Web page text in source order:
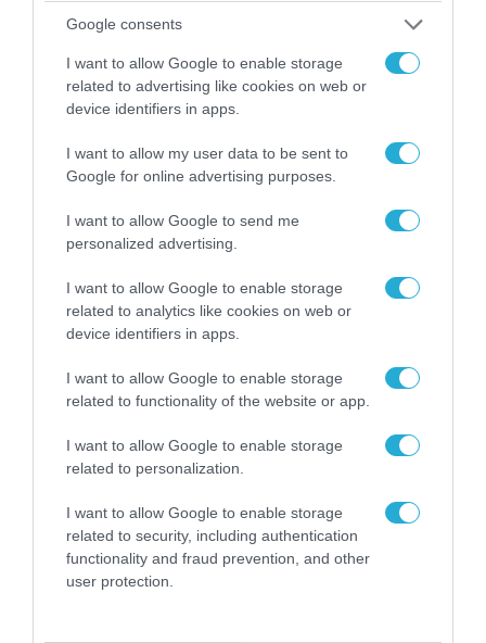
Google consents
I want to allow Google to enable storage
related to advertising like cookies on web or
device identifiers in apps.
I want to allow my user data to be sent to
Google for online advertising purposes.
I want to allow Google to send me
personalized advertising.
I want to allow Google to enable storage
related to analytics like cookies on web or
device identifiers in apps.
I want to allow Google to enable storage
related to functionality of the website or app.
I want to allow Google to enable storage
related to personalization.
I want to allow Google to enable storage
related to security, including authentication
functionality and fraud prevention, and other
user protection.
06.08.2026 | 14:02
Αθήνα: Απομακρύνθηκαν παράνομα
αντικείμενα από κοινόχρηστους χώρους